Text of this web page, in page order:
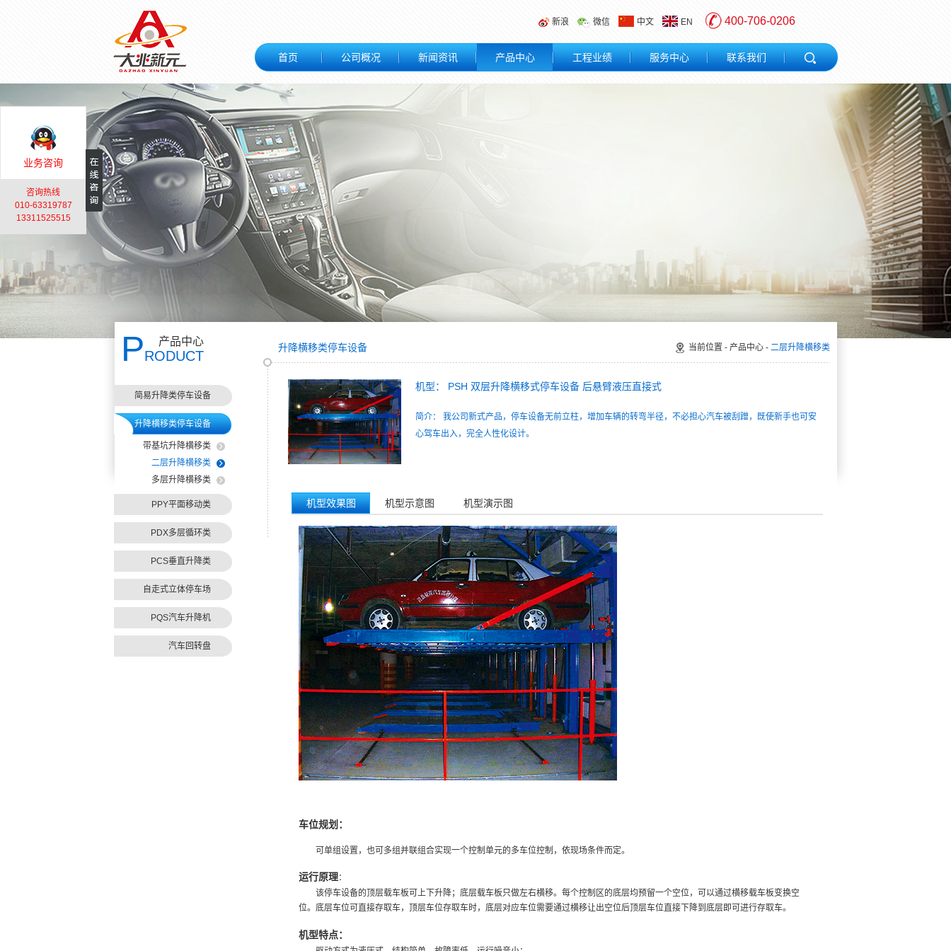
新浪 微信 中文 EN 400-706-0206
首页 公司概况 新闻资讯 产品中心 工程业绩 服务中心 联系我们
PRODUCT
产品中心
简易升降类停车设备
升降横移类停车设备
带基坑升降横移类
二层升降横移类
多层升降横移类
PPY平面移动类
PDX多层循环类
PCS垂直升降类
自走式立体停车场
PQS汽车升降机
汽车回转盘
升降横移类停车设备 当前位置 - 产品中心 - 二层升降横移类
机型： PSH 双层升降横移式停车设备 后悬臂液压直接式
简介： 我公司新式产品，停车设备无前立柱，增加车辆的转弯半径，不必担心汽车被刮蹭，既使新手也可安
心驾车出入，完全人性化设计。
机型效果图 机型示意图 机型演示图
车位规划：
可单组设置，也可多组并联组合实现一个控制单元的多车位控制，依现场条件而定。
运行原理：
该停车设备的顶层载车板可上下升降；底层载车板只做左右横移。每个控制区的底层均预留一个空位，可以通过横移载车板变换空
位。底层车位可直接存取车，顶层车位存取车时，底层对应车位需要通过横移让出空位后顶层车位直接下降到底层即可进行存取车。
机型特点：
业务咨询
咨询热线
010-63319787
13311525515